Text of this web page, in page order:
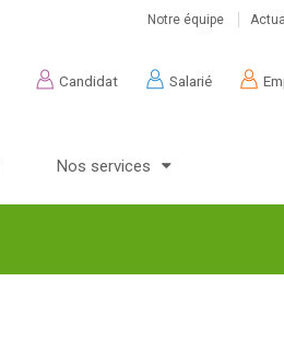
Notre équipe
Candidat Salarié
Nos services